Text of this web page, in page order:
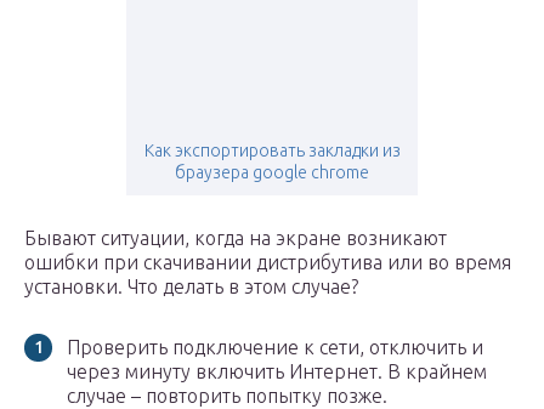
Как экспортировать закладки из
браузера google chrome
Бывают ситуации, когда на экране возникают
ошибки при скачивании дистрибутива или во время
установки. Что делать в этом случае?
Проверить подключение к сети, отключить и
через минуту включить Интернет. В крайнем
случае – повторить попытку позже.